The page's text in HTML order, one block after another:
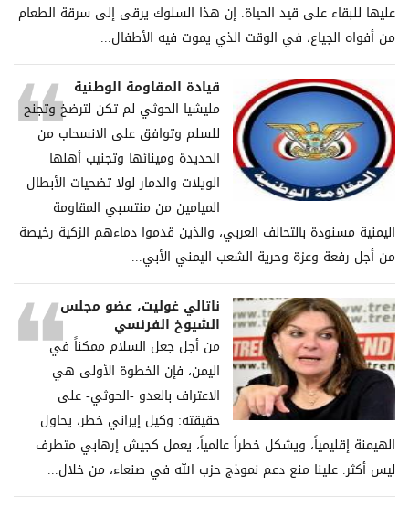
عليها للبقاء على قيد الحياة. إن هذا السلوك يرقى إلى سرقة الطعام
من أفواه الجياع، في الوقت الذي يموت فيه الأطفال...
قيادة المقاومة الوطنية
مليشيا الحوثي لم تكن لترضخ وتجنح
للسلم وتوافق على الانسحاب من
الحديدة ومينائها وتجنيب أهلها
الويلات والدمار لولا تضحيات الأبطال
الميامين من منتسبي المقاومة
اليمنية مسنودة بالتحالف العربي، والذين قدموا دماءهم الزكية رخيصة
من أجل رفعة وعزة وحرية الشعب اليمني الأبي...
ناتالي غوليت، عضو مجلس
الشيوخ الفرنسي
من أجل جعل السلام ممكناً في
اليمن، فإن الخطوة الأولى هي
الاعتراف بالعدو -الحوثي- على
حقيقته: وكيل إيراني خطر، يحاول
الهيمنة إقليمياً، ويشكل خطراً عالمياً، يعمل كجيش إرهابي متطرف
ليس أكثر. علينا منع دعم نموذج حزب الله في صنعاء، من خلال...